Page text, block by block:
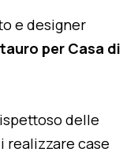
e designer
per Casa di
delle
realizzare case